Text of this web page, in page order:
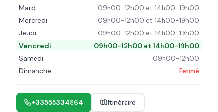
Mardi
09h00-12h00 et 14h00-19h00
Mercredi
09h00-12h00 et 14h00-19h00
Jeudi
09h00-12h00 et 14h00-19h00
Vendredi
09h00-12h00 et 14h00-19h00
Samedi
09h00-12h00
Dimanche
Fermé
+33555334864 Itinéraire